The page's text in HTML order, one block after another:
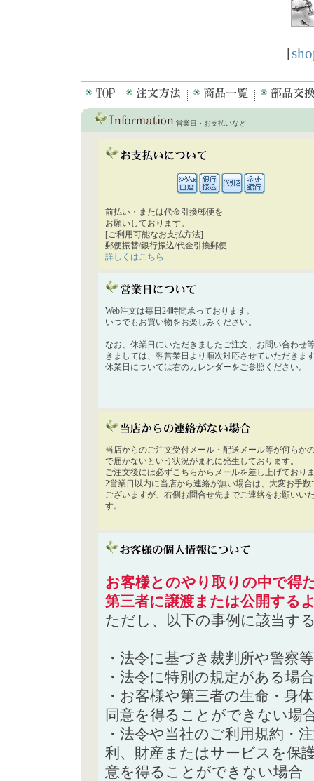
[
営業日・お支払いなど
前払い・または代金引換郵便を
お願いしております。
[ご利用可能なお支払方法]
郵便振替/銀行振込/代金引換郵便
詳しくはこちら
Web注文は毎日24時間承っております。
いつでもお買い物をお楽しみください。
なお、休業日にいただきましたご注文、お問い合わせ
きましては、翌営業日より順次対応させていただきま
休業日については右のカレンダーをご参照ください。
当店からのご注文受付メール・配送メール等が何らか
で届かないという状況がまれに発生しております。
ご注文後には必ずこちらからメールを差し上げており
2営業日以内に当店から連絡が無い場合は、大変お手数
ございますが、右側お問合せ先までご連絡をお願いい
す。
お客様とのやり取りの中で得
第三者に譲渡または公開する
ただし、以下の事例に該当す
・法令に基づき裁判所や警察
・法令に特別の規定がある場合
・お客様や第三者の生命・身
同意を得ることができない場
・法令や当社のご利用規約・
利、財産またはサービスを保
意を得ることができない場合